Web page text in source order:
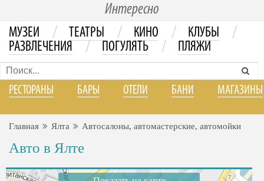
Интересно
МУЗЕИ / ТЕАТРЫ / КИНО / КЛУБЫ /
РАЗВЛЕЧЕНИЯ / ПОГУЛЯТЬ / ПЛЯЖИ
РЕСТОРАНЫ БАРЫ ОТЕЛИ БАНИ МАГАЗИНЫ
Главная Ялта Автосалоны, автомастерские, автомойки
Авто в Ялте